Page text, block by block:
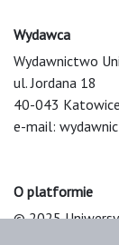
Wydawca
Wydawnictwo
ul. Jordana 18
40-043 Katowice
e-mail:
O platformie
© 2025